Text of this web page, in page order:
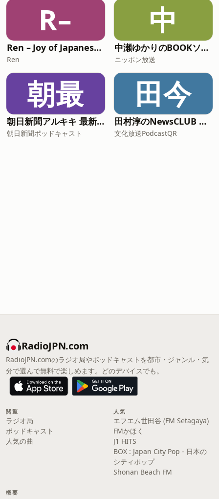
R–
Ren – Joy of Japanese Podcast
Ren
中
中瀬ゆかりのBOOKソムリエ
ニッポン放送
朝最
朝日新聞アルキキ 最新ニュース
朝日新聞ポッドキャスト
田今
田村淳のNewsCLUB 今週のスゴい人
文化放送PodcastQR
RadioJPN.com
RadioJPN.comのラジオ局やポッドキャストを都市・ジャンル・気
分で選んで無料で楽しめます。どのデバイスでも。
閲覧
ラジオ局
ポッドキャスト
人気の曲
人気
エフエム世田谷 (FM Setagaya)
FMかほく
J1 HITS
BOX : Japan City Pop - 日本の
シティポップ
Shonan Beach FM
概要